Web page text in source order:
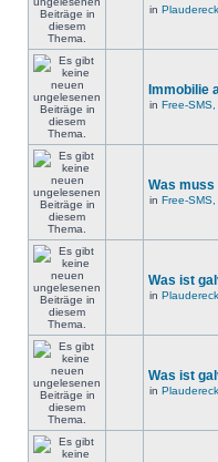
in
Immobilie
in Free-
Was muss
in Free-
Was ist
in
Was ist
in